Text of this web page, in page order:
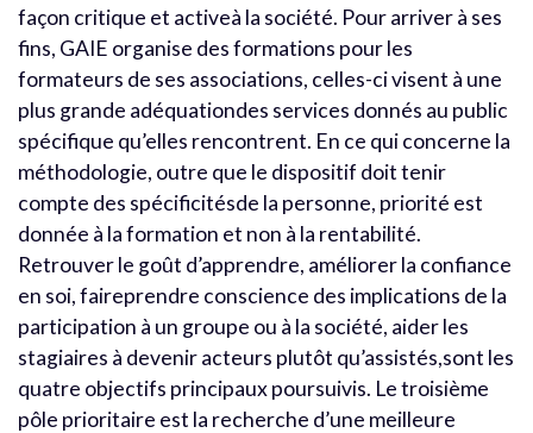
façon critique et activeà la société. Pour arriver à ses
fins, GAIE organise des formations pour les
formateurs de ses associations, celles-ci visent à une
plus grande adéquationdes services donnés au public
spécifique qu’elles rencontrent. En ce qui concerne la
méthodologie, outre que le dispositif doit tenir
compte des spécificitésde la personne, priorité est
donnée à la formation et non à la rentabilité.
Retrouver le goût d’apprendre, améliorer la confiance
en soi, faireprendre conscience des implications de la
participation à un groupe ou à la société, aider les
stagiaires à devenir acteurs plutôt qu’assistés,sont les
quatre objectifs principaux poursuivis. Le troisième
pôle prioritaire est la recherche d’une meilleure